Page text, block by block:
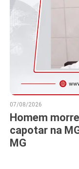
07/08/2026
Homem
capotar na
MG